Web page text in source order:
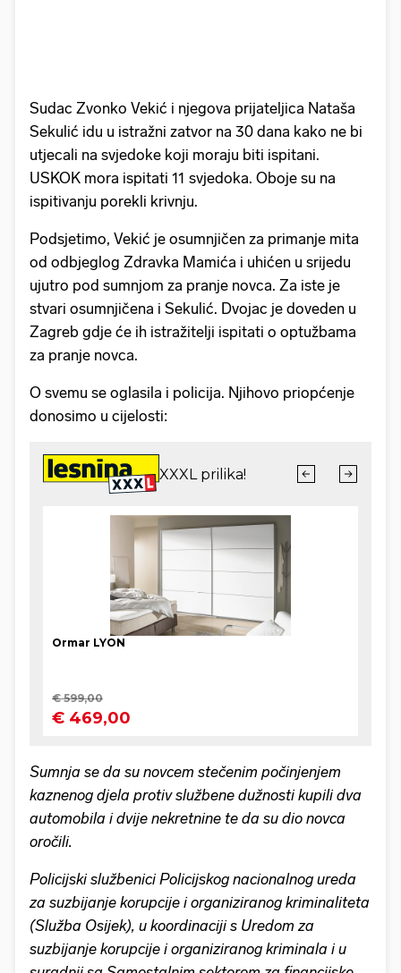
Sudac Zvonko Vekić i njegova prijateljica Nataša
Sekulić idu u istražni zatvor na 30 dana kako ne bi
utjecali na svjedoke koji moraju biti ispitani.
USKOK mora ispitati 11 svjedoka. Oboje su na
ispitivanju porekli krivnju.
Podsjetimo, Vekić je osumnjičen za primanje mita
od odbjeglog Zdravka Mamića i uhićen u srijedu
ujutro pod sumnjom za pranje novca. Za iste je
stvari osumnjičena i Sekulić. Dvojac je doveden u
Zagreb gdje će ih istražitelji ispitati o optužbama
za pranje novca.
O svemu se oglasila i policija. Njihovo priopćenje
donosimo u cijelosti:
Sumnja se da su novcem stečenim počinjenjem
kaznenog djela protiv službene dužnosti kupili dva
automobila i dvije nekretnine te da su dio novca
oročili.
Policijski službenici Policijskog nacionalnog ureda
za suzbijanje korupcije i organiziranog kriminaliteta
(Služba Osijek), u koordinaciji s Uredom za
suzbijanje korupcije i organiziranog kriminala i u